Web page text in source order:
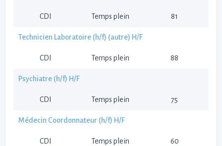
CDI Temps plein 81
Technicien Laboratoire (h/f) (autre) H/F
CDI Temps plein 88
Psychiatre (h/f) H/F
CDI Temps plein 75
Médecin Coordonnateur (h/f) H/F
CDI Temps plein 60